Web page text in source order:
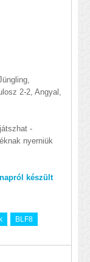
2-2, Angyal,
-
nyerniük
készült
BLF8